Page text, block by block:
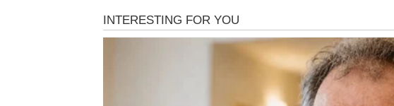
Moguće je da će vam jedna osoba pomoći više nego što
mogli biste napraviti veliki korak naprijed.
Zvijezde pokazuju da vam dolazi period tokom kojeg ćete